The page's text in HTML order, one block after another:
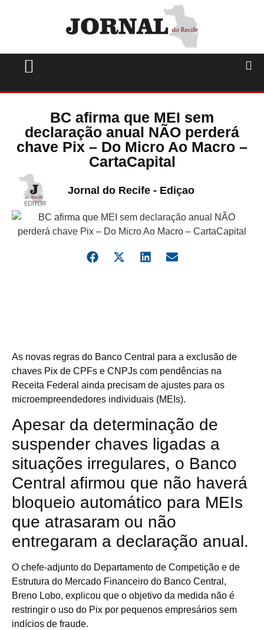
BC afirma que MEI sem
declaração anual NÃO perderá
chave Pix – Do Micro Ao Macro –
CartaCapital
Jornal do Recife - Ediçao
As novas regras do Banco Central para a exclusão de
chaves Pix de CPFs e CNPJs com pendências na
Receita Federal ainda precisam de ajustes para os
microempreendedores individuais (MEIs).
Apesar da determinação de
suspender chaves ligadas a
situações irregulares, o Banco
Central afirmou que não haverá
bloqueio automático para MEIs
que atrasaram ou não
entregaram a declaração anual.
O chefe-adjunto do Departamento de Competição e de
Estrutura do Mercado Financeiro do Banco Central,
Breno Lobo, explicou que o objetivo da medida não é
restringir o uso do Pix por pequenos empresários sem
indícios de fraude.